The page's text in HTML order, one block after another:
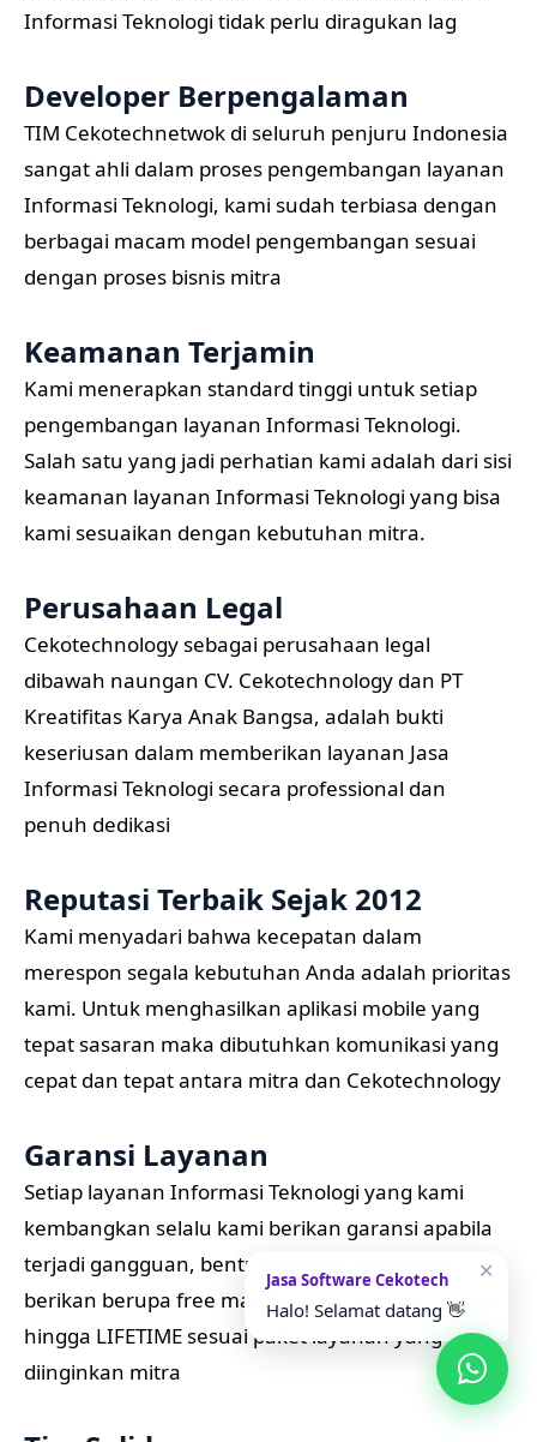
Informasi Teknologi tidak perlu diragukan lag
Developer Berpengalaman
TIM Cekotechnetwok di seluruh penjuru Indonesia
sangat ahli dalam proses pengembangan layanan
Informasi Teknologi, kami sudah terbiasa dengan
berbagai macam model pengembangan sesuai
dengan proses bisnis mitra
Keamanan Terjamin
Kami menerapkan standard tinggi untuk setiap
pengembangan layanan Informasi Teknologi.
Salah satu yang jadi perhatian kami adalah dari sisi
keamanan layanan Informasi Teknologi yang bisa
kami sesuaikan dengan kebutuhan mitra.
Perusahaan Legal
Cekotechnology sebagai perusahaan legal
dibawah naungan CV. Cekotechnology dan PT
Kreatifitas Karya Anak Bangsa, adalah bukti
keseriusan dalam memberikan layanan Jasa
Informasi Teknologi secara professional dan
penuh dedikasi
Reputasi Terbaik Sejak 2012
Kami menyadari bahwa kecepatan dalam
merespon segala kebutuhan Anda adalah prioritas
kami. Untuk menghasilkan aplikasi mobile yang
tepat sasaran maka dibutuhkan komunikasi yang
cepat dan tepat antara mitra dan Cekotechnology
Garansi Layanan
Setiap layanan Informasi Teknologi yang kami
kembangkan selalu kami berikan garansi apabila
terjadi gangguan, bentuk garansi yang kami
berikan berupa free maintenance selama 1 bulan
hingga LIFETIME sesuai paket layanan yang
diinginkan mitra
✕
Jasa Software Cekotech
Halo! Selamat datang 👋